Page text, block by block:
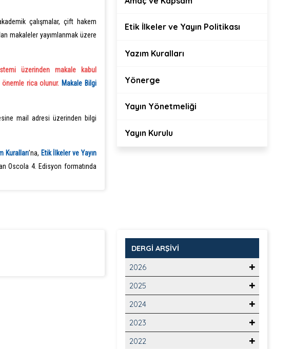
çalışmalar, çift hakem
makaleler yayımlanmak üzere
üzerinden makale kabul
önemle rica olunur. Makale Bilgi
mail adresi üzerinden bilgi
Kuralları'na, Etik İlkeler ve Yayın
Oscola 4. Edisyon formatında
Etik İlkeler ve Yayın Politikası
Yazım Kuralları
Yönerge
Yayın Yönetmeliği
Yayın Kurulu
DERGİ ARŞİVİ
2026
2025
2024
2023
2022